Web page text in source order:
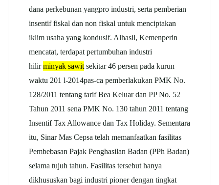
dana perkebunan yangpro industri, serta pemberian
insentif fiskal dan non fiskal untuk menciptakan
iklim usaha yang kondusif. Alhasil, Kemenperin
mencatat, terdapat pertumbuhan industri
hilirminyak sawit sekitar 46 persen pada kurun
waktu 201 l-2014pas-ca pemberlakukan PMK No.
128/2011 tentang tarif Bea Keluar dan PP No. 52
Tahun 2011 sena PMK No. 130 tahun 2011 tentang
Insentif Tax Allowance dan Tax Holiday. Sementara
itu, Sinar Mas Cepsa telah memanfaatkan fasilitas
Pembebasan Pajak Penghasilan Badan (PPh Badan)
selama tujuh tahun. Fasilitas tersebut hanya
dikhususkan bagi industri pioner dengan tingkat